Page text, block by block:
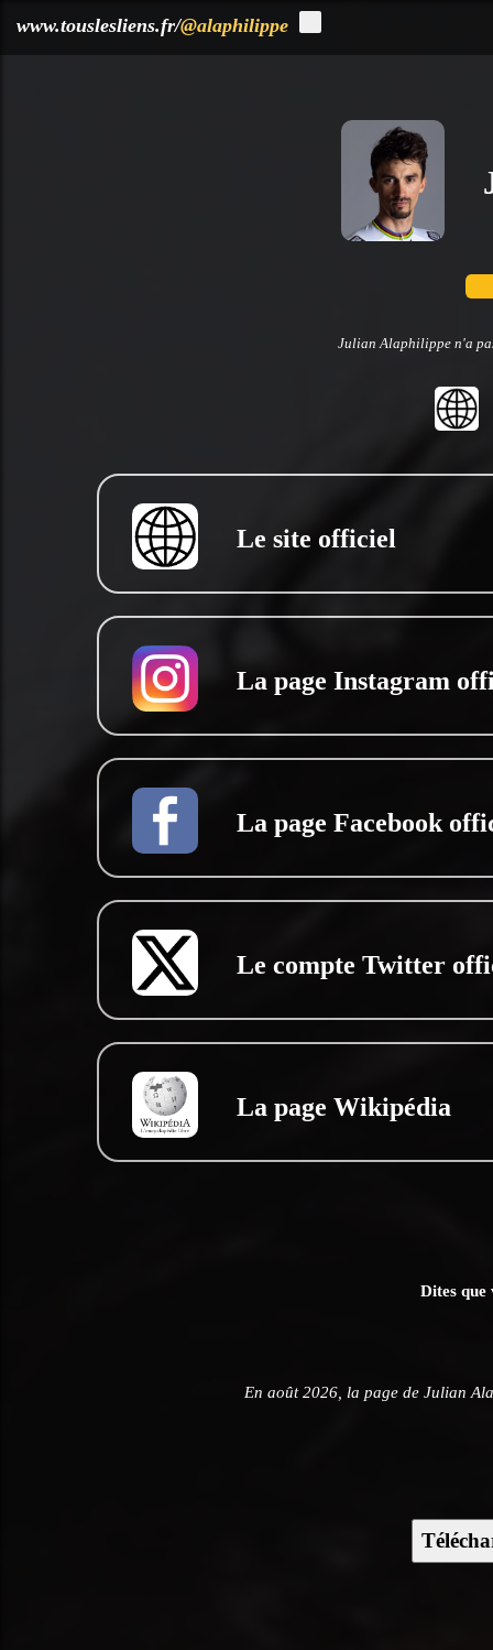
www.touslesliens.fr/@alaphilippe
Julian Alaphilippe n'a
Le site officiel
La page Instagram
La page Facebook
Le compte Twitter
La page Wikipédia
Dites que
En août 2026, la page de Julian